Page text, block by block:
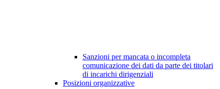
Sanzioni per mancata o incompleta
comunicazione dei dati da parte dei titolari
di incarichi dirigenziali
Posizioni organizzative